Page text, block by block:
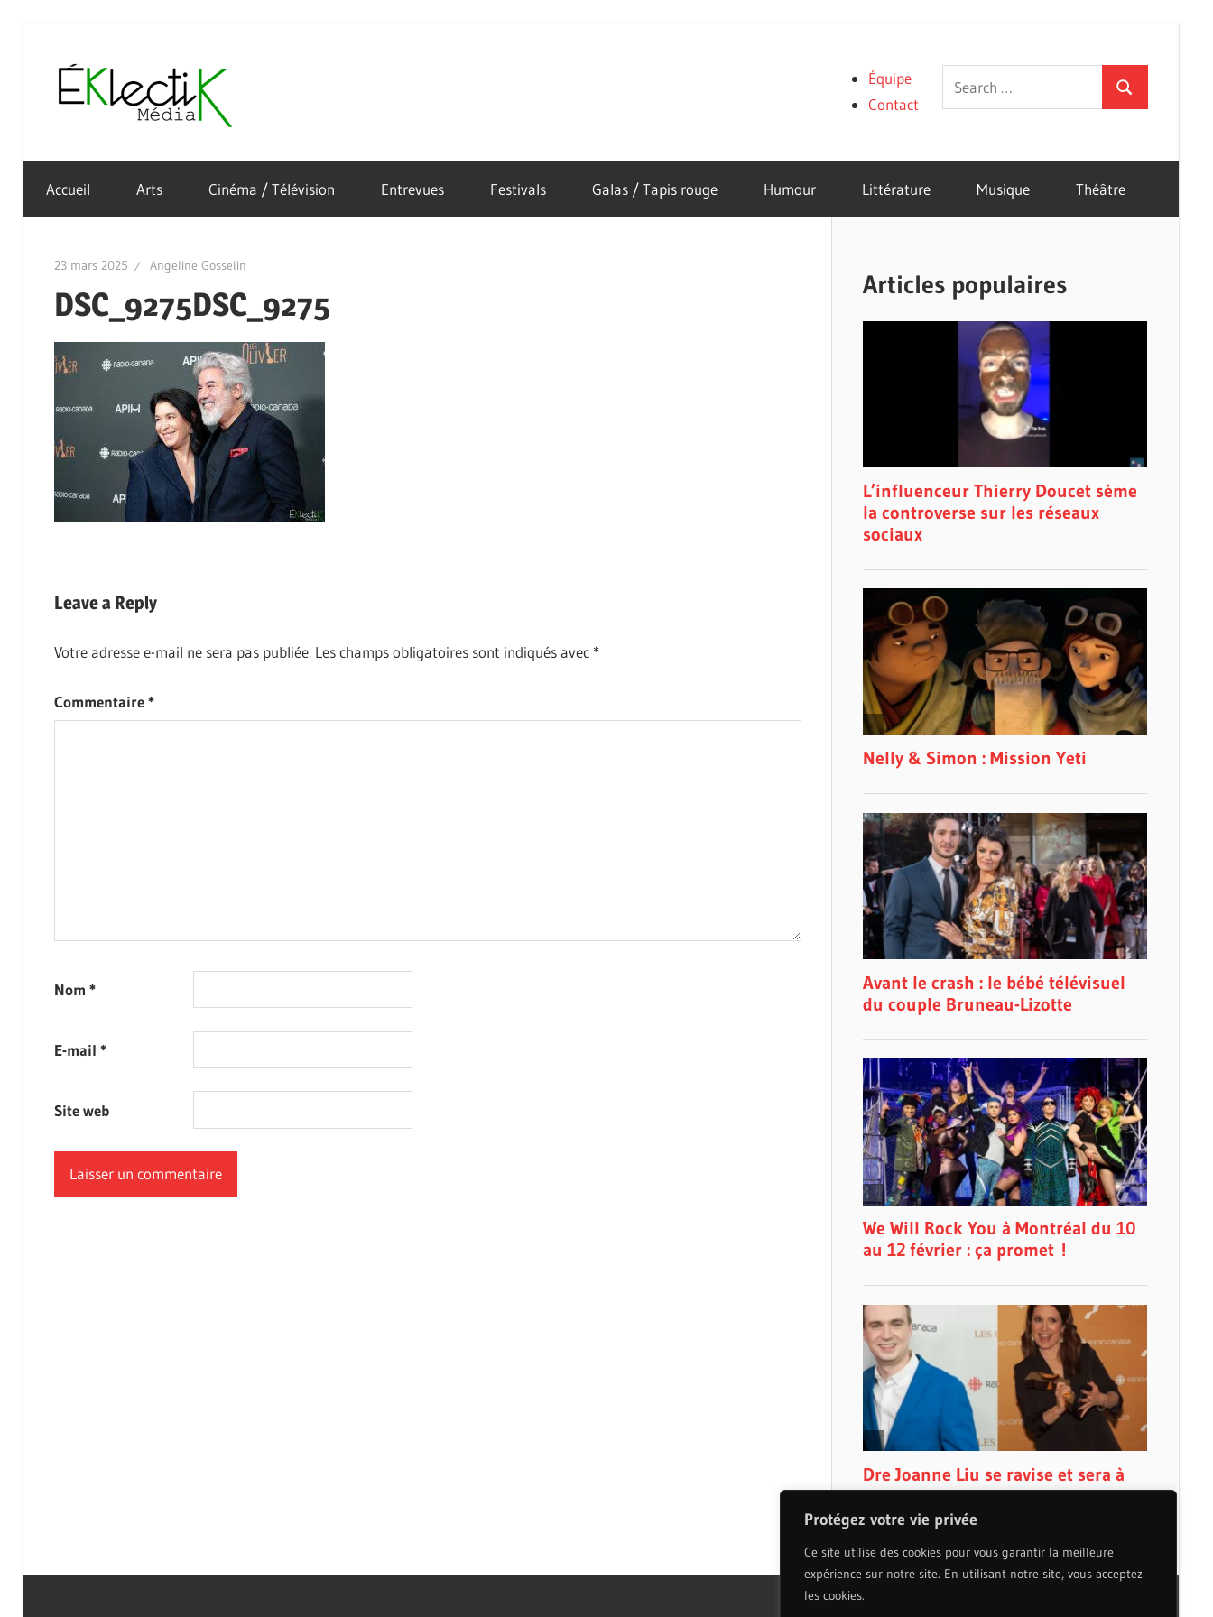
Protégez votre vie privée
Ce site utilise des cookies pour vous garantir la meilleure
expérience sur notre site. En utilisant notre site, vous acceptez
les cookies.
content
Média
culture
sous
toutes
formes
Search
for:
Search
Équipe
Contact
Accueil Arts Cinéma / Télévision Entrevues Festivals Galas / Tapis rouge Humour Littérature Musique Théâtre
23 mars 2025 Angeline Gosselin
DSC_9275DSC_9275
Leave a Reply
Votre adresse e-mail ne sera pas publiée. Les champs obligatoires sont indiqués avec *
Commentaire*
Nom *
E-mail *
Site web
Articles populaires